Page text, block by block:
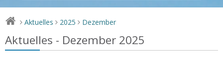
> Aktuelles > 2025 > Dezember
Aktuelles - Dezember 2025